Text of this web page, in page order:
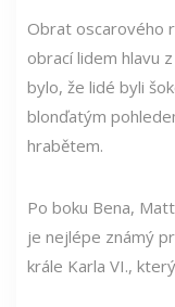
Obrat oscarového
obrací lidem hlavu
bylo, že lidé byli
blonďatým
hrabětem.
Po boku Bena,
je nejlépe známý
krále Karla VI.,